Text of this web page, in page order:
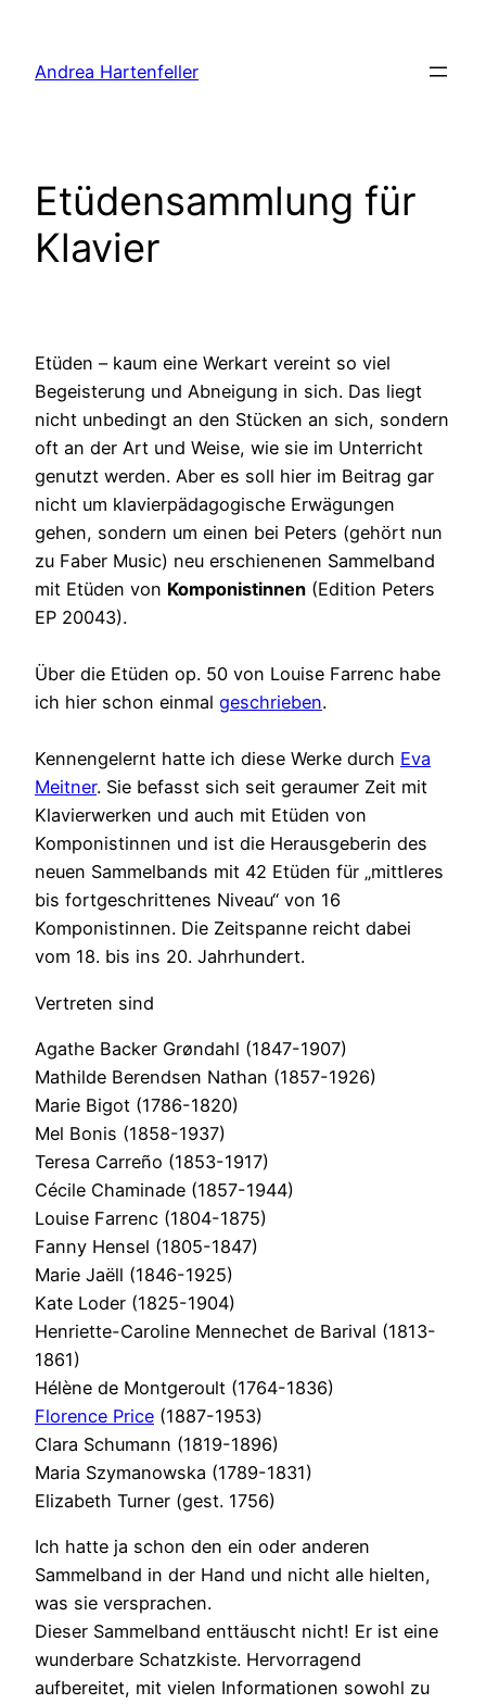
springen
Andrea Hartenfeller
Etüdensammlung für
Klavier
Etüden – kaum eine Werkart vereint so viel
Begeisterung und Abneigung in sich. Das liegt
nicht unbedingt an den Stücken an sich, sondern
oft an der Art und Weise, wie sie im Unterricht
genutzt werden. Aber es soll hier im Beitrag gar
nicht um klavierpädagogische Erwägungen
gehen, sondern um einen bei Peters (gehört nun
zu Faber Music) neu erschienenen Sammelband
mit Etüden von Komponistinnen (Edition Peters
EP 20043).
Über die Etüden op. 50 von Louise Farrenc habe
ich hier schon einmal geschrieben.
Kennengelernt hatte ich diese Werke durch Eva
Meitner. Sie befasst sich seit geraumer Zeit mit
Klavierwerken und auch mit Etüden von
Komponistinnen und ist die Herausgeberin des
neuen Sammelbands mit 42 Etüden für „mittleres
bis fortgeschrittenes Niveau“ von 16
Komponistinnen. Die Zeitspanne reicht dabei
vom 18. bis ins 20. Jahrhundert.
Vertreten sind
Agathe Backer Grøndahl (1847-1907)
Mathilde Berendsen Nathan (1857-1926)
Marie Bigot (1786-1820)
Mel Bonis (1858-1937)
Teresa Carreño (1853-1917)
Cécile Chaminade (1857-1944)
Louise Farrenc (1804-1875)
Fanny Hensel (1805-1847)
Marie Jaëll (1846-1925)
Kate Loder (1825-1904)
Henriette-Caroline Mennechet de Barival (1813-
1861)
Hélène de Montgeroult (1764-1836)
Florence Price (1887-1953)
Clara Schumann (1819-1896)
Maria Szymanowska (1789-1831)
Elizabeth Turner (gest. 1756)
Ich hatte ja schon den ein oder anderen
Sammelband in der Hand und nicht alle hielten,
was sie versprachen.
Dieser Sammelband enttäuscht nicht! Er ist eine
wunderbare Schatzkiste. Hervorragend
aufbereitet, mit vielen Informationen sowohl zu